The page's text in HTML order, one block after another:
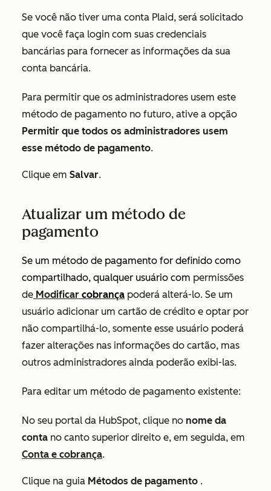
Se você não tiver uma conta Plaid, será solicitado
que você faça login com suas credenciais
bancárias para fornecer as informações da sua
conta bancária.
Para permitir que os administradores usem este
método de pagamento no futuro, ative a opção
Permitir que todos os administradores usem
esse método de pagamento.
Clique em Salvar.
Atualizar um método de
pagamento
Se um método de pagamento for definido como
compartilhado, qualquer usuário com permissões
de Modificar cobrança poderá alterá-lo. Se um
usuário adicionar um cartão de crédito e optar por
não compartilhá-lo, somente esse usuário poderá
fazer alterações nas informações do cartão, mas
outros administradores ainda poderão exibi-las.
Para editar um método de pagamento existente:
No seu portal da HubSpot, clique no nome da
conta no canto superior direito e, em seguida, em
Conta e cobrança.
Clique na guia Métodos de pagamento .